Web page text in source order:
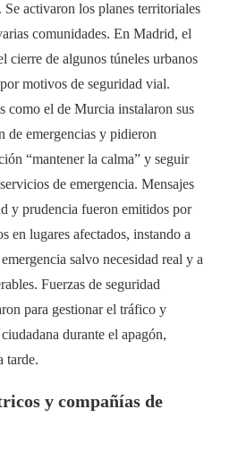
Se activaron los planes territoriales
comunidades. En Madrid, el
cierre de algunos túneles urbanos
motivos de seguridad vial​.
como el de Murcia instalaron sus
de emergencias y pidieron
“mantener la calma” y seguir
de emergencia​. Mensajes
y prudencia fueron emitidos por
en lugares afectados, instando a
salvo necesidad real y a
Fuerzas de seguridad
para gestionar el tráfico y
durante el apagón,
tarde.
y compañías de